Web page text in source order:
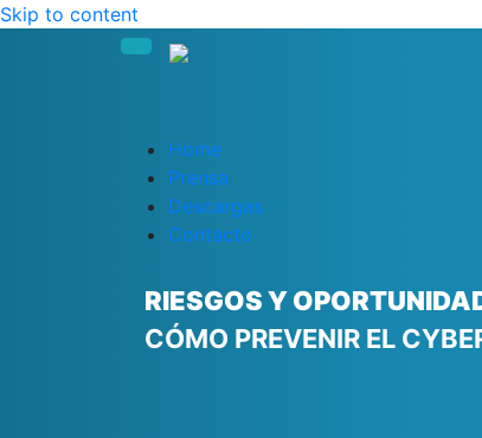
Skip to content
Home
Prensa
Descargas
Contacto
RIESGOS Y
CÓMO PREVENIR EL